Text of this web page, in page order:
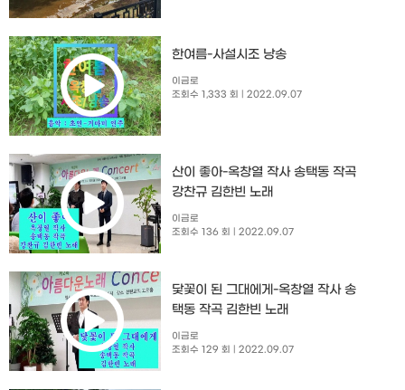
한여름-사설시조 낭송
이금로
조회수 1,333 회
| 2022.09.07
산이 좋아-옥창열 작사 송택동 작곡
강찬규 김한빈 노래
이금로
조회수 136 회
| 2022.09.07
닻꽃이 된 그대에게-옥창열 작사 송
택동 작곡 김한빈 노래
이금로
조회수 129 회
| 2022.09.07